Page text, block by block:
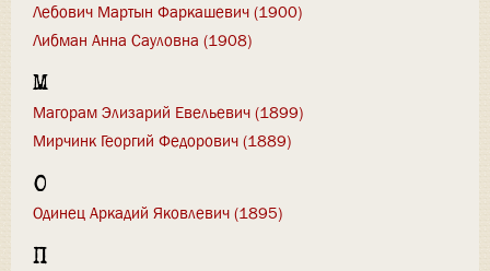
Лебович Мартын Фаркашевич (1900)
Либман Анна Сауловна (1908)
М
Магорам Элизарий Евельевич (1899)
Мирчинк Георгий Федорович (1889)
О
Одинец Аркадий Яковлевич (1895)
П